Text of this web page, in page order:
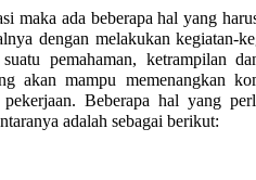
maka ada beberapa hal yang
dengan melakukan kegiatan-
pemahaman, ketrampilan
akan mampu memenangkan
Beberapa hal yang
adalah sebagai berikut: